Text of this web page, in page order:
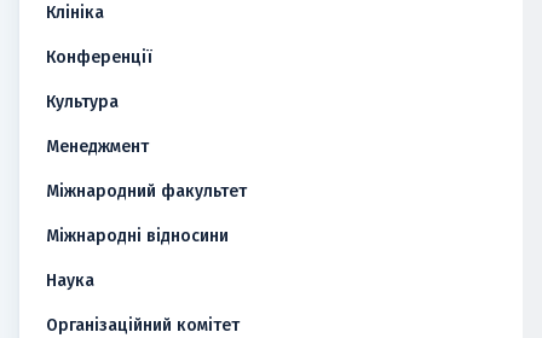
Клініка
Конференції
Культура
Менеджмент
Міжнародний факультет
Міжнародні відносини
Наука
Організаційний комітет